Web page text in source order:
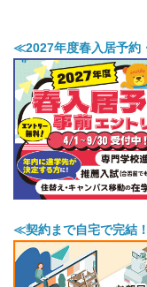
≪2027年度春入居予約
≪契約まで自宅で完結